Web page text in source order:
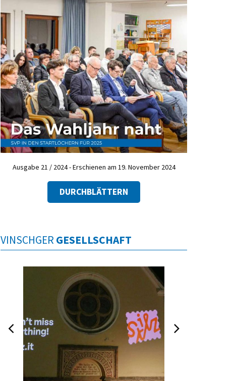
Ausgabe 21 / 2024 - Erschienen am 19. November 2024
DURCHBLÄTTERN
VINSCHGER GESELLSCHAFT